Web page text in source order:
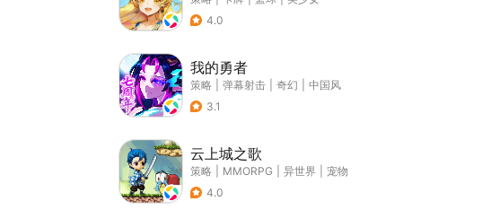
4.0
我的勇者
策略 弹幕射击 奇幻
中国风
3.1
云上城之歌
策略 MMORPG 异世界
宠物
4.0